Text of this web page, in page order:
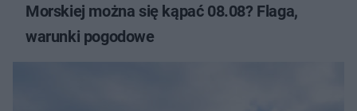
Morskiej można się kąpać 08.08? Flaga,
warunki pogodowe